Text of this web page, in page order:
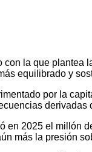
la que plantea
equilibrado y
por la
derivadas
en 2025 el millón
más la presión